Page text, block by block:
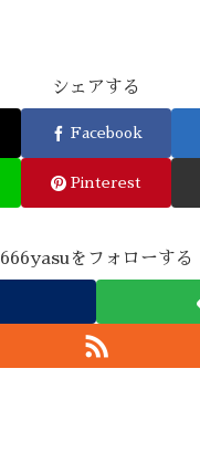
シェアする
Facebook
Pinterest
666yasuをフォローする